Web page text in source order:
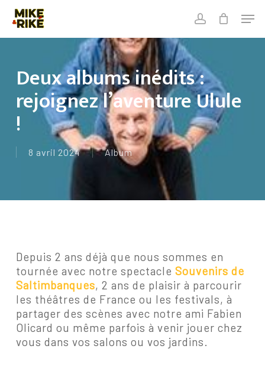
Skip
main
account
Close
Cart
Deux albums inédits :
rejoignez l’aventure Ulule
!
8 avril 2024 Album
Depuis 2 ans déjà que nous sommes en
tournée avec notre spectacle Souvenirs de
Saltimbanques, 2 ans de plaisir à parcourir
les théâtres de France ou les festivals, à
partager des scènes avec notre ami Fabien
Olicard ou même parfois à venir jouer chez
vous dans vos salons ou vos jardins.
Close